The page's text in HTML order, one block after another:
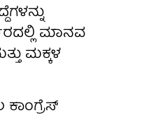
ಮಾನವ
ಮಕ್ಕಳ